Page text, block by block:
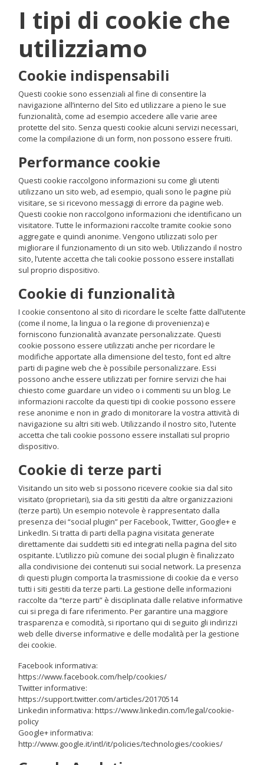
I tipi di cookie che
utilizziamo
Cookie indispensabili
Questi cookie sono essenziali al fine di consentire la
navigazione all’interno del Sito ed utilizzare a pieno le sue
funzionalità, come ad esempio accedere alle varie aree
protette del sito. Senza questi cookie alcuni servizi necessari,
come la compilazione di un form, non possono essere fruiti.
Performance cookie
Questi cookie raccolgono informazioni su come gli utenti
utilizzano un sito web, ad esempio, quali sono le pagine più
visitare, se si ricevono messaggi di errore da pagine web.
Questi cookie non raccolgono informazioni che identificano un
visitatore. Tutte le informazioni raccolte tramite cookie sono
aggregate e quindi anonime. Vengono utilizzati solo per
migliorare il funzionamento di un sito web. Utilizzando il nostro
sito, l’utente accetta che tali cookie possono essere installati
sul proprio dispositivo.
Cookie di funzionalità
I cookie consentono al sito di ricordare le scelte fatte dall’utente
(come il nome, la lingua o la regione di provenienza) e
forniscono funzionalità avanzate personalizzate. Questi
cookie possono essere utilizzati anche per ricordare le
modifiche apportate alla dimensione del testo, font ed altre
parti di pagine web che è possibile personalizzare. Essi
possono anche essere utilizzati per fornire servizi che hai
chiesto come guardare un video o i commenti su un blog. Le
informazioni raccolte da questi tipi di cookie possono essere
rese anonime e non in grado di monitorare la vostra attività di
navigazione su altri siti web. Utilizzando il nostro sito, l’utente
accetta che tali cookie possono essere installati sul proprio
dispositivo.
Cookie di terze parti
Visitando un sito web si possono ricevere cookie sia dal sito
visitato (proprietari), sia da siti gestiti da altre organizzazioni
(terze parti). Un esempio notevole è rappresentato dalla
presenza dei “social plugin” per Facebook, Twitter, Google+ e
LinkedIn. Si tratta di parti della pagina visitata generate
direttamente dai suddetti siti ed integrati nella pagina del sito
ospitante. L’utilizzo più comune dei social plugin è finalizzato
alla condivisione dei contenuti sui social network. La presenza
di questi plugin comporta la trasmissione di cookie da e verso
tutti i siti gestiti da terze parti. La gestione delle informazioni
raccolte da “terze parti” è disciplinata dalle relative informative
cui si prega di fare riferimento. Per garantire una maggiore
trasparenza e comodità, si riportano qui di seguito gli indirizzi
web delle diverse informative e delle modalità per la gestione
dei cookie.
Facebook informativa:
https://www.facebook.com/help/cookies/
Twitter informative:
https://support.twitter.com/articles/20170514
Linkedin informativa: https://www.linkedin.com/legal/cookie-
policy
Google+ informativa:
http://www.google.it/intl/it/policies/technologies/cookies/